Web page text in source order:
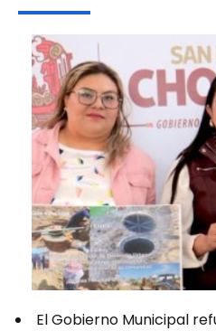
El Gobierno Municipal